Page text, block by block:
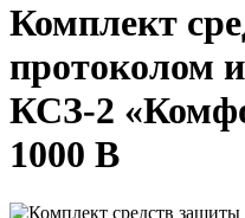
Комплект
протоколом
КСЗ-2
1000 В